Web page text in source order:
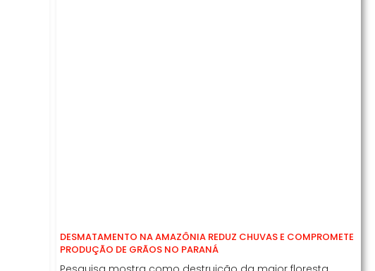
DESMATAMENTO NA AMAZÔNIA REDUZ CHUVAS E COMPROMETE
PRODUÇÃO DE GRÃOS NO PARANÁ